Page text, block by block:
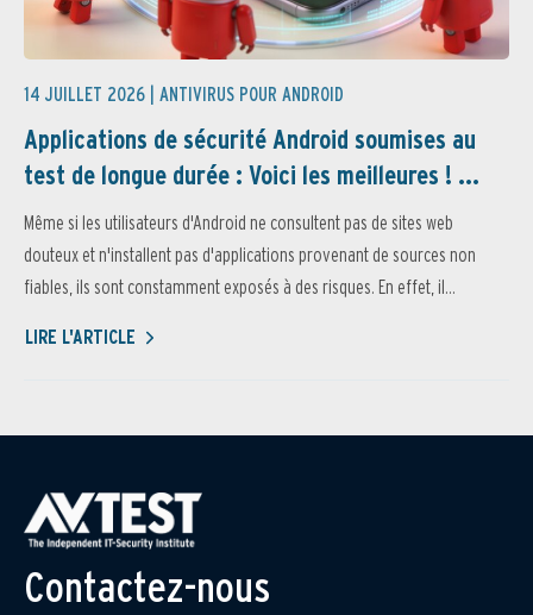
14 JUILLET 2026 | ANTIVIRUS POUR ANDROID
Applications de sécurité Android soumises au
test de longue durée : Voici les meilleures ! ...
Même si les utilisateurs d'Android ne consultent pas de sites web
douteux et n'installent pas d'applications provenant de sources non
fiables, ils sont constamment exposés à des risques. En effet, il...
LIRE L'ARTICLE
Contactez-nous